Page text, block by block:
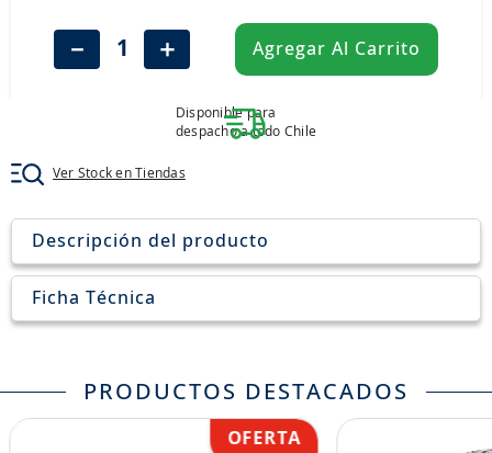
＋
－ Agregar Al Carrito
Disponible para
despacho a todo Chile
Ver Stock en Tiendas
Descripción del producto
Ficha Técnica
PRODUCTOS DESTACADOS
255